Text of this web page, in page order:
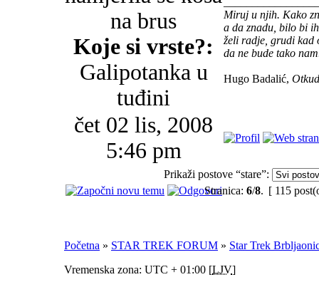
na brus
Koje si vrste?:
Galipotanka u
tuđini
Miruj u njih. Kako
a da znadu, bilo bi
želi radje, grudi kad
da ne bude tako
Hugo Badalić,
čet 02 lis, 2008
5:46 pm
Prikaži postove “stare”:
Stranica: 6/8. [ 115
Početna » STAR TREK FORUM » Star Trek
Vremenska zona: UTC + 01:00 [LJV]